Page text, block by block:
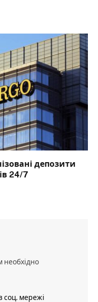
депозити
24/7
необхідно
соц. мережі